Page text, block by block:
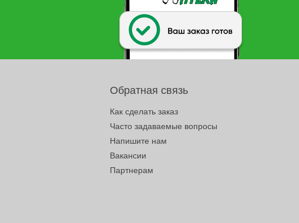
Обратная связь
Как сделать заказ
Часто задаваемые вопросы
Напишите нам
Вакансии
Партнерам